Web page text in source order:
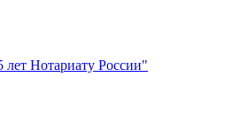
лет Нотариату России"